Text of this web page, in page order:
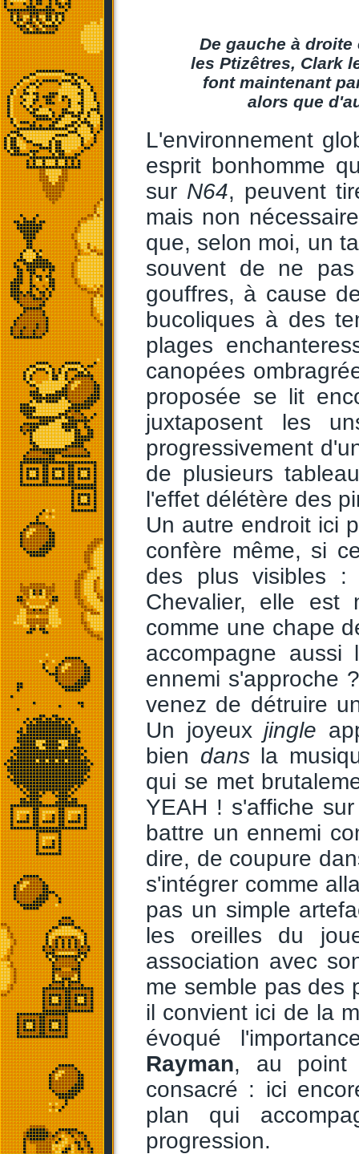
De gauche à
les Ptizêtres, Clark
font maintenant
alors que
L'environnement
esprit bonhomme
sur N64, peuvent
mais non
que, selon moi, un
souvent de ne
gouffres, à cause
bucoliques à des
plages
canopées
proposée se lit
juxtaposent les
progressivement
de plusieurs
l'effet délétère des
Un autre endroit ici
confère même, si
des plus visibles :
Chevalier, elle est
comme une chape
accompagne
ennemi s'approche
venez de détruire
Un joyeuxjingle
bien dansla
qui se met
YEAH ! s'affiche
battre un ennemi
dire, de coupure
s'intégrer comme
pas un simple
les oreilles du
association avec
me semble pas des
il convient ici de la
évoqué
Rayman, au point
consacré : ici
plan qui
progression.